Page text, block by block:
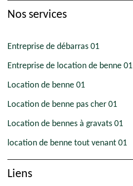
Nos services
Entreprise de débarras 01
Entreprise de location de benne 01
Location de benne 01
Location de benne pas cher 01
Location de bennes à gravats 01
location de benne tout venant 01
Liens